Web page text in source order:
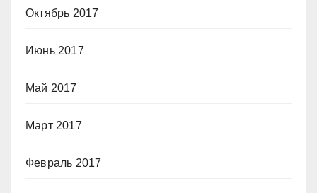
Октябрь 2017
Июнь 2017
Май 2017
Март 2017
Февраль 2017